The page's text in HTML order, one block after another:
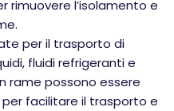
rimuovere l’isolamento e
per il trasporto di
fluidi refrigeranti e
rame possono essere
facilitare il trasporto e